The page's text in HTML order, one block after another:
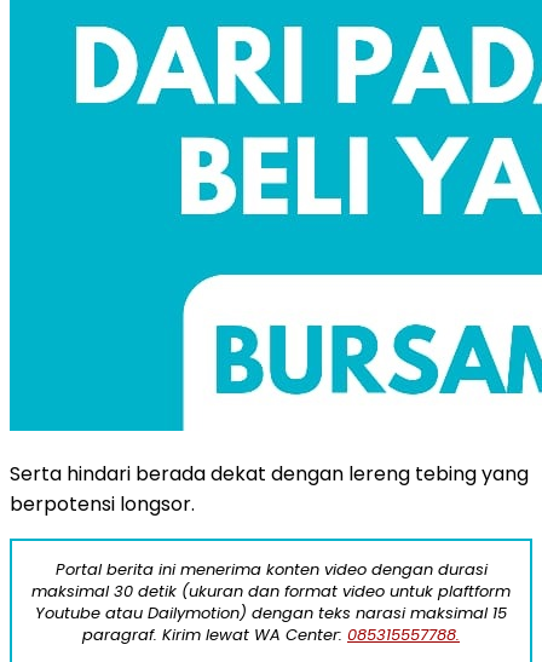
Serta hindari berada dekat dengan lereng tebing yang
berpotensi longsor.
Portal berita ini menerima konten video dengan durasi
maksimal 30 detik (ukuran dan format video untuk plaftform
Youtube atau Dailymotion) dengan teks narasi maksimal 15
paragraf. Kirim lewat WA Center: 085315557788.